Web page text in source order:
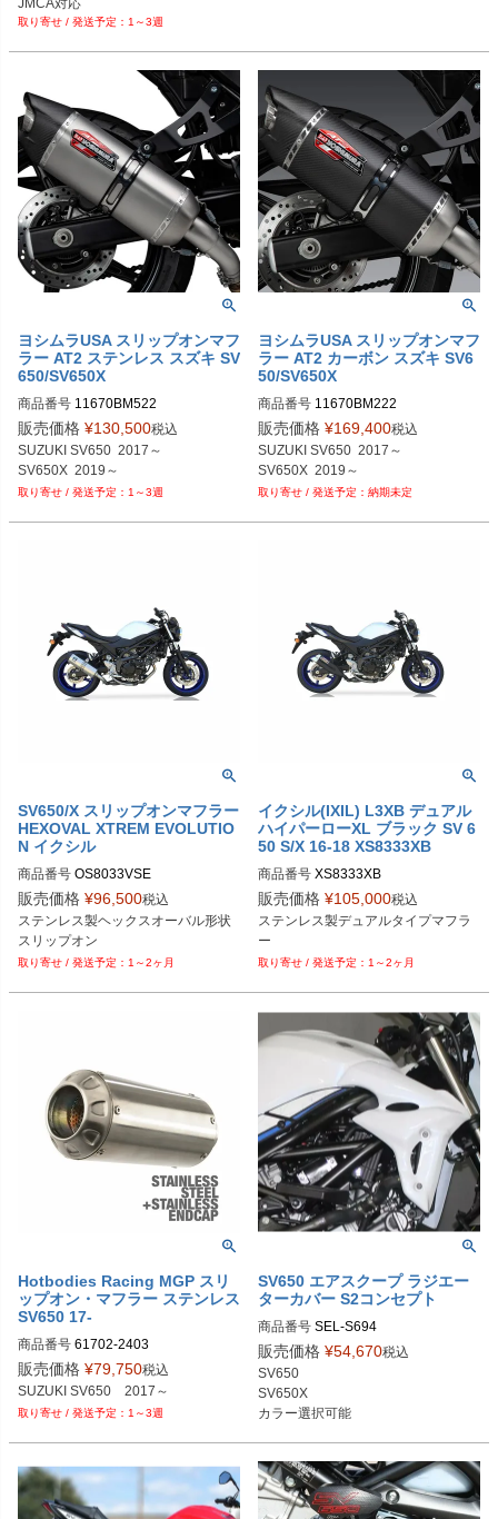
JMCA対応
1～3週
ヨシムラUSA スリップオンマフ
ラー AT2 ステンレス スズキ SV
650/SV650X
商品番号 11670BM522
販売価格 ¥130,500税込
SUZUKI SV650  2017～
SV650X  2019～
1～3週
ヨシムラUSA スリップオンマフ
ラー AT2 カーボン スズキ SV6
50/SV650X
商品番号 11670BM222
販売価格 ¥169,400税込
SUZUKI SV650  2017～
SV650X  2019～
納期未定
SV650/X スリップオンマフラー
HEXOVAL XTREM EVOLUTIO
N イクシル
商品番号 OS8033VSE
M型番：OS8033VSE
EU型番：ixil_OS_8033_VSE
販売価格 ¥96,500税込
ステンレス製ヘックスオーバル形状
スリップオン
1～2ヶ月
イクシル(IXIL) L3XB デュアル
ハイパーローXL ブラック SV 6
50 S/X 16-18 XS8333XB
商品番号 XS8333XB
M型番：XS8333XB
販売価格 ¥105,000税込
ステンレス製デュアルタイプマフラ
ー
1～2ヶ月
Hotbodies Racing MGP スリ
ップオン・マフラー ステンレス
SV650 17-
商品番号 61702-2403
Drag型番：1811-3387
販売価格 ¥79,750税込
SUZUKI SV650　2017～
1～3週
SV650 エアスクープ ラジエー
ターカバー S2コンセプト
商品番号 SEL-S694
ホワイト：S694-WHITE
ブラック：S694-BLACK
ブルー：S694-BLUE
レッド：S694-RED
販売価格 ¥54,670税込
SV650
SV650X
カラー選択可能